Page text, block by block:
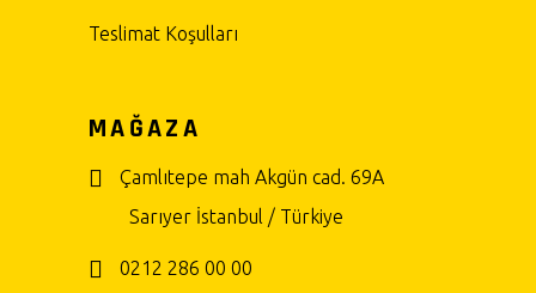
Teslimat Koşulları
MAĞAZA
Çamlıtepe mah Akgün cad. 69A
Sarıyer İstanbul / Türkiye
0212 286 00 00